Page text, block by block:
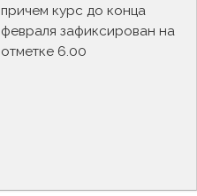
причем курс до конца
февраля зафиксирован на
отметке 6.00